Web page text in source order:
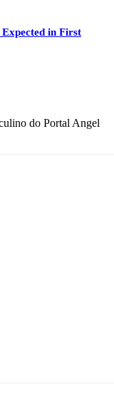
in First
do Portal Angel